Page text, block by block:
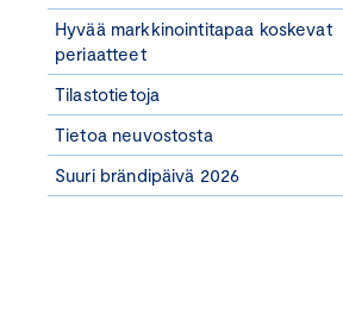
Hyvää markkinointitapaa koskevat
periaatteet
Tilastotietoja
Tietoa neuvostosta
Suuri brändipäivä 2026